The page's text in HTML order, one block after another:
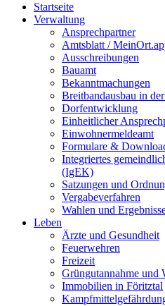
Startseite
Verwaltung
Ansprechpartner
Amtsblatt /
Ausschreibungen
Bauamt
Bekanntmachungen
Breitbandausbau in
Dorfentwicklung
Einheitlicher
Einwohnermeldeamt
Formulare &
Integriertes
(IgEK)
Satzungen und
Vergabeverfahren
Wahlen und
Leben
Ärzte und Gesundheit
Feuerwehren
Freizeit
Grüngutannahme und
Immobilien in Föritztal